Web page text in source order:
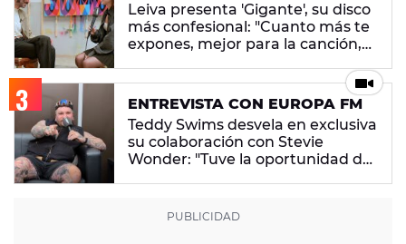
Leiva presenta 'Gigante', su disco
más confesional: "Cuanto más te
expones, mejor para la canción,
ENTREVISTA CON EUROPA FM
Teddy Swims desvela en exclusiva
su colaboración con Stevie
Wonder: "Tuve la oportunidad de